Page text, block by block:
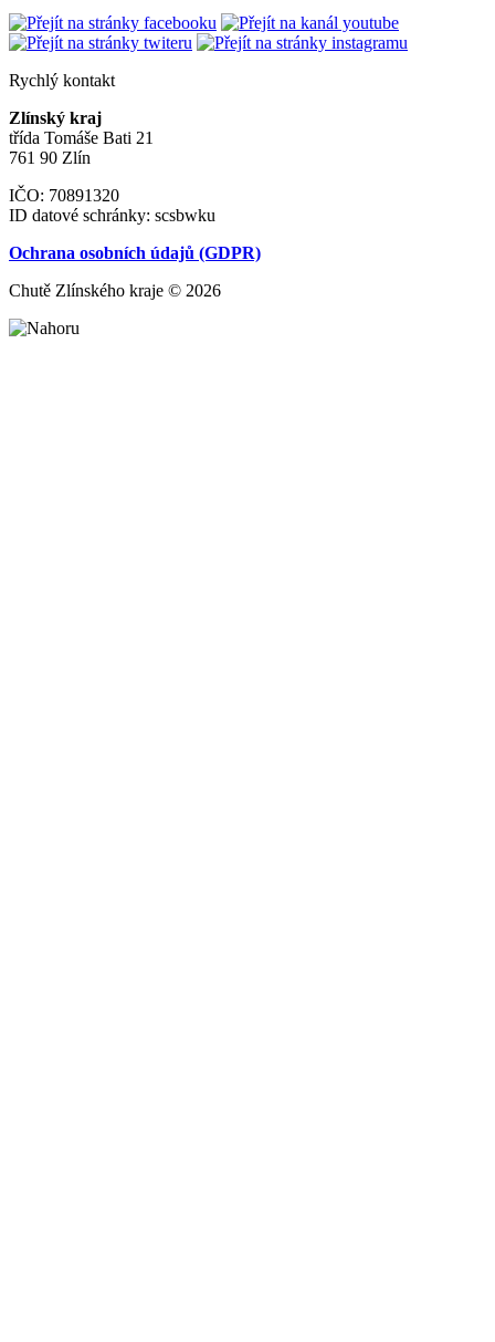
Rychlý kontakt
Zlínský kraj
třída Tomáše Bati 21
761 90 Zlín
IČO: 70891320
ID datové schránky: scsbwku
Ochrana osobních údajů (GDPR)
Chutě Zlínského kraje © 2026